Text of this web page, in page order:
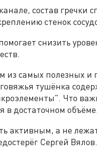
состав гречки
стенок
снизить
из самых полезных и
тушёнка
Что
в достаточном
активным, а не
Сергей Вялов.